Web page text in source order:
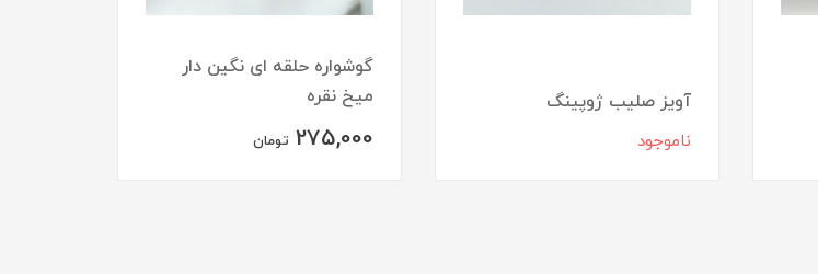
آویز صلیب ژوپینگ
ناموجود
گوشواره حلقه ای نگین دار
میخ نقره
275,000 تومان